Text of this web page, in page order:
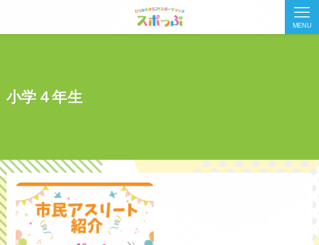
MENU
小学４年生